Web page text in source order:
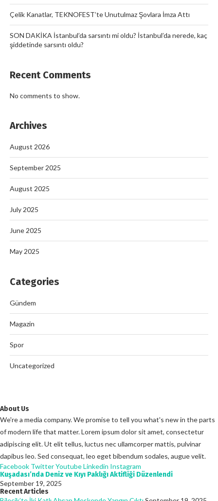
Çelik Kanatlar, TEKNOFEST’te Unutulmaz Şovlara İmza Attı
SON DAKİKA İstanbul’da sarsıntı mi oldu? İstanbul’da nerede, kaç
şiddetinde sarsıntı oldu?
Recent Comments
No comments to show.
Archives
August 2026
September 2025
August 2025
July 2025
June 2025
May 2025
Categories
Gündem
Magazin
Spor
Uncategorized
About Us
We're a media company. We promise to tell you what's new in the parts
of modern life that matter. Lorem ipsum dolor sit amet, consectetur
adipiscing elit. Ut elit tellus, luctus nec ullamcorper mattis, pulvinar
dapibus leo. Sed consequat, leo eget bibendum sodales, augue velit.
Facebook TwitterYoutubeLinkedin Instagram
Kuşadası’nda Deniz ve Kıyı Paklığı Aktifliği Düzenlendi
September 19, 2025
Recent Articles